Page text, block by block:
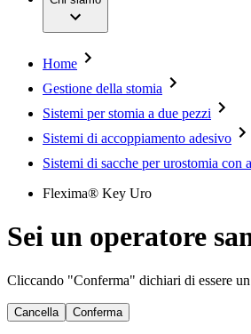
Cura dell'incontinenza e
Motori per chirurgia
Neurochirurgia
Odontoiatria
Oncologia
Prevenzione e
Terapia infusionale
Terapia vascolare
Terapie extracorporee
Chirurgia robotica
Opportunità di lavoro
Accesso all'assistenza
Donazioni &
Media
Immagini e video
News e comunicati
Contatti
Scrivici
Azienda
Responsabilità
Home
Gestione della stomia
Sistemi per stomia a due pezzi
Sistemi di accoppiamento adesivo
Sistemi di sacche per urostomia con
Flexima® Key Uro
Sei un operatore
Cliccando "Conferma" dichiari di essere
Cancella Conferma